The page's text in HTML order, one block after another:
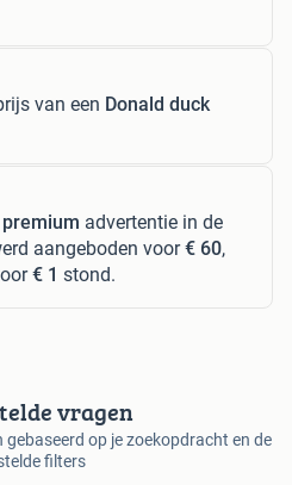
van een Donald duck
advertentie in de
aangeboden voor€ 60,
€ 1 stond.
vragen
op je zoekopdracht en de
filters